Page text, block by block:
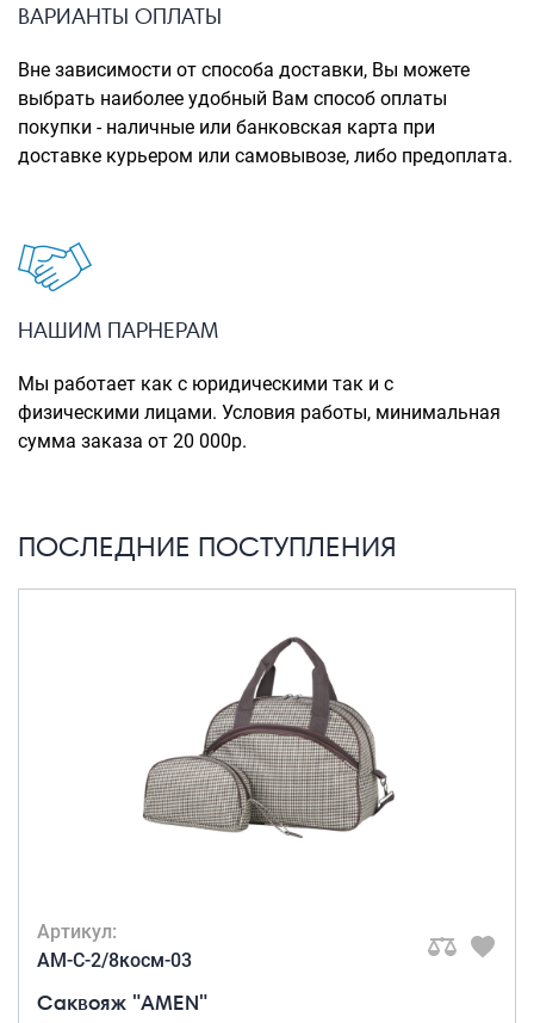
Рюкзаки для охоты-рыбалки
Рюкзаки на колесах
ШОППЕРЫ
Кейсы и планшеты
Аксессуары
Мешки для обуви
Пеналы для школы
Чемоданы на колесах
Чемоданы детские
Пилоты на колесах
Рюкзаки детские для детских
чемоданов
Бьюти-кейсы
Саквояжи
Сумки деловые
ВАРИАНТЫ ОПЛАТЫ
Вне зависимости от способа доставки, Вы можете
выбрать наиболее удобный Вам способ оплаты
покупки - наличные или банковская карта при
доставке курьером или самовывозе, либо предоплата.
НАШИМ ПАРНЕРАМ
Мы работает как с юридическими так и с
физическими лицами. Условия работы, минимальная
сумма заказа от 20 000р.
ПОСЛЕДНИЕ ПОСТУПЛЕНИЯ
Артикул:
AM-C-2/8косм-03
Саквояж "AMEN"